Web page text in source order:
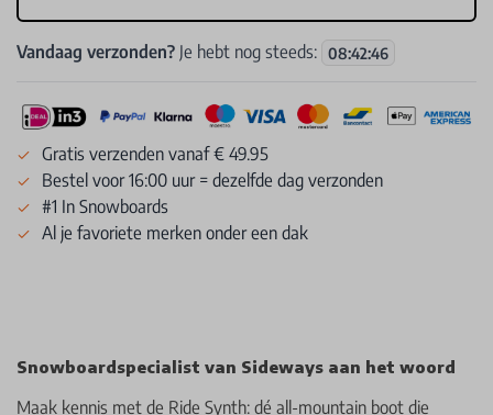
Vandaag verzonden? Je hebt nog steeds: 08:42:46
Gratis verzenden vanaf € 49.95
Bestel voor 16:00 uur = dezelfde dag verzonden
#1 In Snowboards
Al je favoriete merken onder een dak
Snowboardspecialist van Sideways aan het woord
Maak kennis met de Ride Synth: dé all-mountain boot die